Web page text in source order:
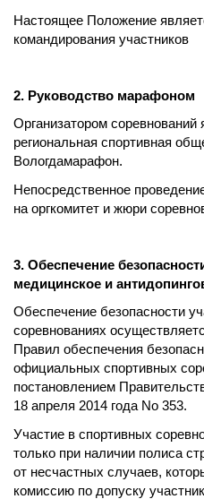
Настоящее Положение
командирования участников
2. Руководство марафоном
Организатором соревнований
региональная спортивная
Вологдамарафон.
Непосредственное
на оргкомитет и жюри
3. Обеспечение
медицинское и
Обеспечение безопасности
соревнованиях
Правил обеспечения
официальных спортивных
постановлением
18 апреля 2014 года No 353.
Участие в спортивных
только при наличии полиса
от несчастных случаев,
комиссию по допуску